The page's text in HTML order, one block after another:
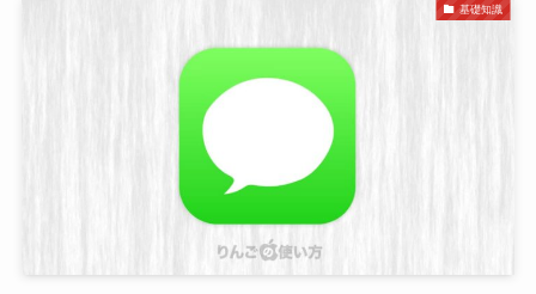
基礎知識